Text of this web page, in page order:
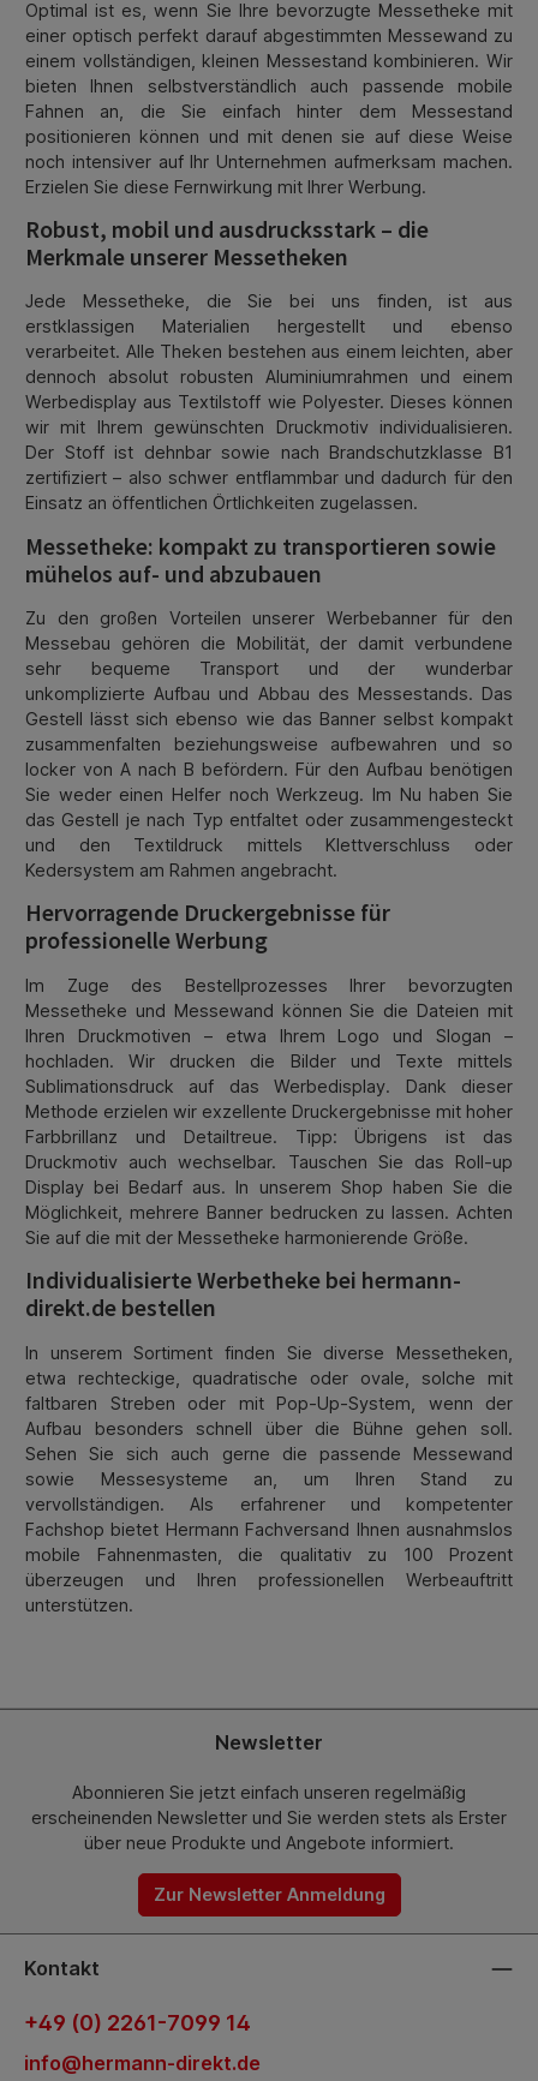
Optimal ist es, wenn Sie Ihre bevorzugte Messetheke mit
einer optisch perfekt darauf abgestimmten Messewand zu
einem vollständigen, kleinen Messestand kombinieren. Wir
bieten Ihnen selbstverständlich auch passende mobile
Fahnen an, die Sie einfach hinter dem Messestand
positionieren können und mit denen sie auf diese Weise
noch intensiver auf Ihr Unternehmen aufmerksam machen.
Erzielen Sie diese Fernwirkung mit Ihrer Werbung.
Robust, mobil und ausdrucksstark – die
Merkmale unserer Messetheken
Jede Messetheke, die Sie bei uns finden, ist aus
erstklassigen Materialien hergestellt und ebenso
verarbeitet. Alle Theken bestehen aus einem leichten, aber
dennoch absolut robusten Aluminiumrahmen und einem
Werbedisplay aus Textilstoff wie Polyester. Dieses können
wir mit Ihrem gewünschten Druckmotiv individualisieren.
Der Stoff ist dehnbar sowie nach Brandschutzklasse B1
zertifiziert – also schwer entflammbar und dadurch für den
Einsatz an öffentlichen Örtlichkeiten zugelassen.
Messetheke: kompakt zu transportieren sowie
mühelos auf- und abzubauen
Zu den großen Vorteilen unserer Werbebanner für den
Messebau gehören die Mobilität, der damit verbundene
sehr bequeme Transport und der wunderbar
unkomplizierte Aufbau und Abbau des Messestands. Das
Gestell lässt sich ebenso wie das Banner selbst kompakt
zusammenfalten beziehungsweise aufbewahren und so
locker von A nach B befördern. Für den Aufbau benötigen
Sie weder einen Helfer noch Werkzeug. Im Nu haben Sie
das Gestell je nach Typ entfaltet oder zusammengesteckt
und den Textildruck mittels Klettverschluss oder
Kedersystem am Rahmen angebracht.
Hervorragende Druckergebnisse für
professionelle Werbung
Im Zuge des Bestellprozesses Ihrer bevorzugten
Messetheke und Messewand können Sie die Dateien mit
Ihren Druckmotiven – etwa Ihrem Logo und Slogan –
hochladen. Wir drucken die Bilder und Texte mittels
Sublimationsdruck auf das Werbedisplay. Dank dieser
Methode erzielen wir exzellente Druckergebnisse mit hoher
Farbbrillanz und Detailtreue. Tipp: Übrigens ist das
Druckmotiv auch wechselbar. Tauschen Sie das Roll-up
Display bei Bedarf aus. In unserem Shop haben Sie die
Möglichkeit, mehrere Banner bedrucken zu lassen. Achten
Sie auf die mit der Messetheke harmonierende Größe.
Individualisierte Werbetheke bei hermann-
direkt.de bestellen
In unserem Sortiment finden Sie diverse Messetheken,
etwa rechteckige, quadratische oder ovale, solche mit
faltbaren Streben oder mit Pop-Up-System, wenn der
Aufbau besonders schnell über die Bühne gehen soll.
Sehen Sie sich auch gerne die passende Messewand
sowie Messesysteme an, um Ihren Stand zu
vervollständigen. Als erfahrener und kompetenter
Fachshop bietet Hermann Fachversand Ihnen ausnahmslos
mobile Fahnenmasten, die qualitativ zu 100 Prozent
überzeugen und Ihren professionellen Werbeauftritt
unterstützen.
Newsletter
Abonnieren Sie jetzt einfach unseren regelmäßig
erscheinenden Newsletter und Sie werden stets als Erster
über neue Produkte und Angebote informiert.
Zur Newsletter Anmeldung
Kontakt
+49 (0) 2261-7099 14
info@hermann-direkt.de